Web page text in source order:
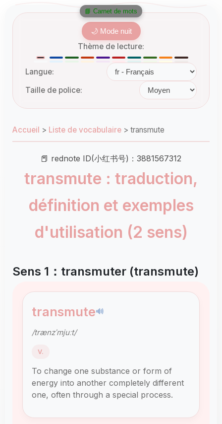
🌙 Mode nuit
Thème de lecture:
Langue:
Taille de police:
Accueil > Liste de vocabulaire > transmute
📕 rednote ID(小红书号)：3881567312
transmute : traduction,
définition et exemples
d'utilisation (2 sens)
Sens 1：transmuter (transmute)
transmute🔊
/trænzˈmjuːt/
V.
To change one substance or form of
energy into another completely different
one, often through a special process.
📘 Carnet de mots